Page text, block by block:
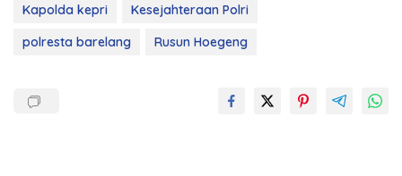
Kapolda kepri
Kesejahteraan Polri
polresta barelang
Rusun Hoegeng